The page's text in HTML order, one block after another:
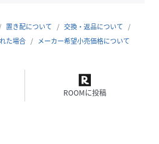
置き配について
交換・返品について
た場合
メーカー希望小売価格について
ROOMに投稿